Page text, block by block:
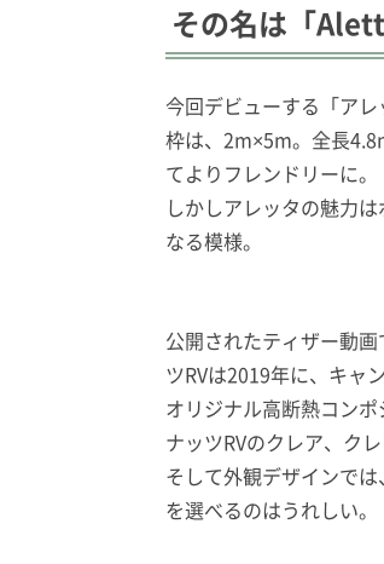
その名は「
今回デビューする「ア
枠は、2m×5m。全長
てよりフレンドリーに。
しかしアレッタの魅力
なる模様。
公開されたティザー動
ツRVは2019年に、キャ
オリジナル高断熱コン
ナッツRVのクレア、ク
そして外観デザインで
を選べるのはうれしい。